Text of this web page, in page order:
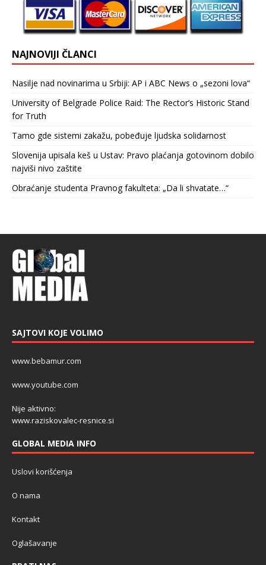
NAJNOVIJI ČLANCI
Nasilje nad novinarima u Srbiji: AP i ABC News o „sezoni lova“
University of Belgrade Police Raid: The Rector’s Historic Stand
for Truth
Tamo gde sistemi zakažu, pobeđuje ljudska solidarnost
Slovenija upisala keš u Ustav: Pravo plaćanja gotovinom dobilo
najviši nivo zaštite
Obraćanje studenta Pravnog fakulteta: „Da li shvatate…“
SAJTOVI KOJE VOLIMO
www.bebamur.com
www.youtube.com
Nije aktivno:
www.raziskovalec-resnice.si
GLOBAL MEDIA INFO
Uslovi korišćenja
O nama
Kontakt
Oglašavanje